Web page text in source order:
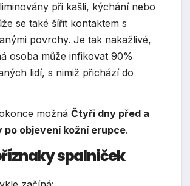
při kašli, kýchání nebo
se také šířit kontaktem s
povrchy. Je tak nakažlivé,
osoba může infikovat 90%
lidí, s nimiž přichází do
možná Čtyři dny před a
po objevení kožní erupce.
spalniček